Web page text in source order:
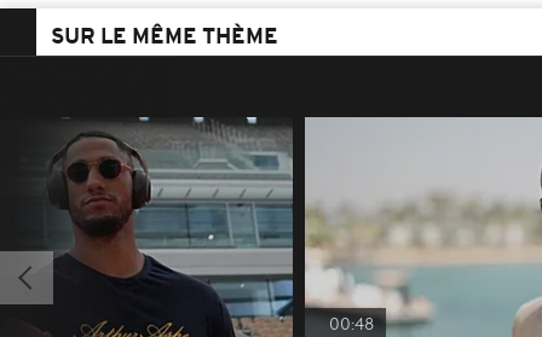
SUR LE MÊME THÈME
00:48